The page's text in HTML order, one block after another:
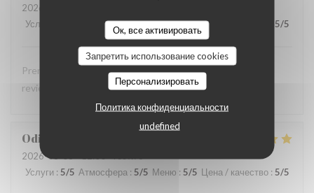
Ок, все активировать
Запретить использование cookies
Персонализировать
Политика конфиденциальности
undefined
2026-08-03
Услуги
Атмосфера:5/5 Меню:5/5 Цена / качество 5/5
Première visite chez vous Nous avons tout apprécié Nous
reviendrons une prochaine fois.
Odile
2026-08-03
Услуги : 5/5 Атмосфера : 5/5 Меню : 5/5 Цена / качество : 5/5